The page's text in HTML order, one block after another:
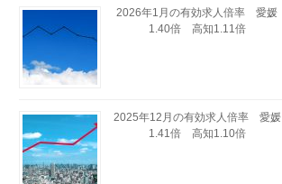
2026年1月の有効求人倍率 愛媛
1.40倍 高知1.11倍
2025年12月の有効求人倍率 愛媛
1.41倍 高知1.10倍